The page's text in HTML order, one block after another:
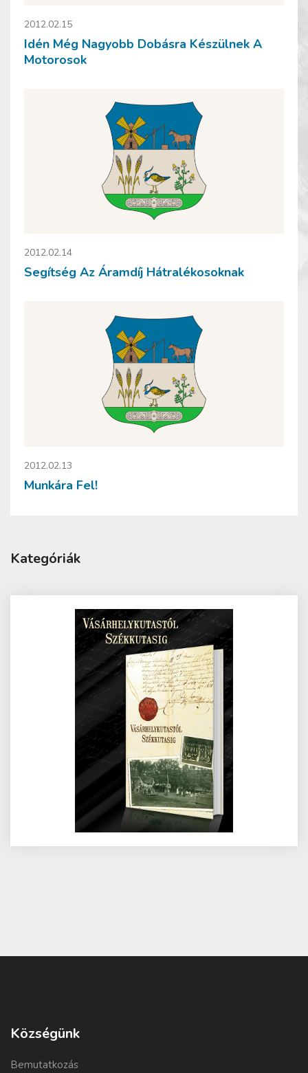
2012.02.15
Idén Még Nagyobb Dobásra Készülnek A
Motorosok
2012.02.14
Segítség Az Áramdíj Hátralékosoknak
2012.02.13
Munkára Fel!
Kategóriák
Községünk
Bemutatkozás